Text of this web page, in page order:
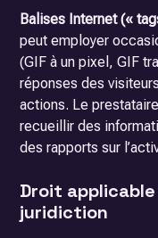
Balises Internet («
peut employer
(GIF à un pixel, GIF
réponses des
actions. Le
recueillir des
des rapports sur
Droit
juridiction